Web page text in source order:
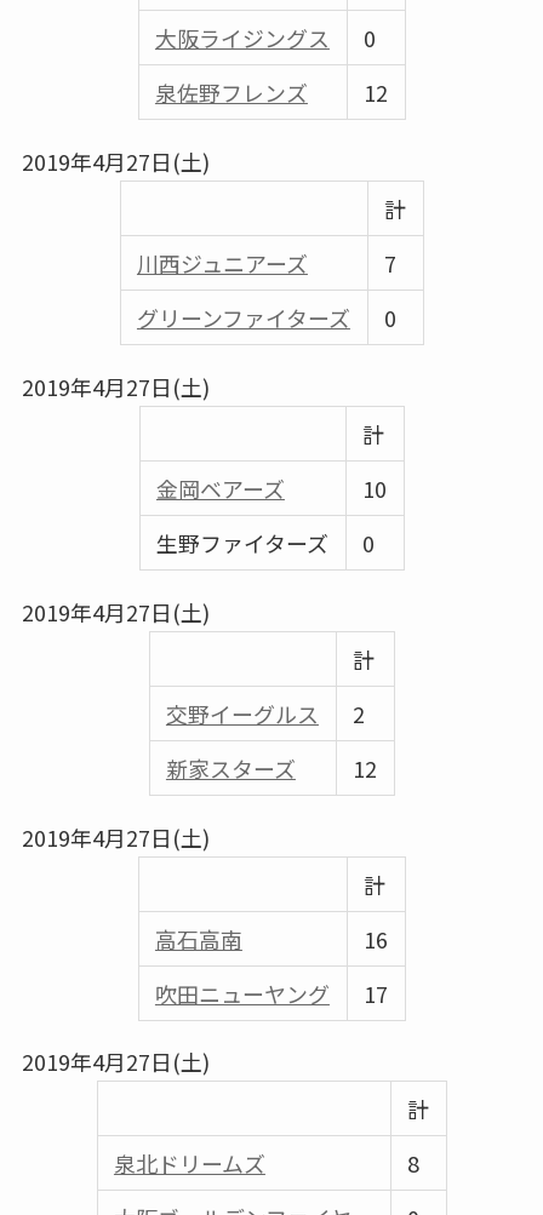
大阪ライジングス
0
泉佐野フレンズ
12
2019年4月27日(土)
計
川西ジュニアーズ
7
グリーンファイターズ
0
2019年4月27日(土)
計
金岡ベアーズ
10
生野ファイターズ
0
2019年4月27日(土)
計
交野イーグルス
2
新家スターズ
12
2019年4月27日(土)
計
高石高南
16
吹田ニューヤング
17
2019年4月27日(土)
計
泉北ドリームズ
8